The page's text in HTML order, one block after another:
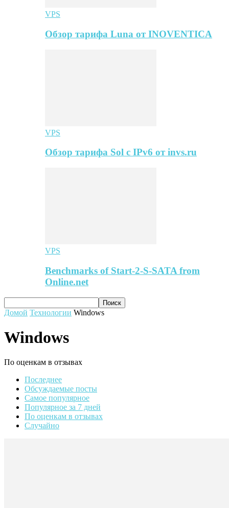
VPS
Обзор тарифа Luna от INOVENTICA
VPS
Обзор тарифа Sol с IPv6 от invs.ru
VPS
Benchmarks of Start-2-S-SATA from
Online.net
Домой Технологии Windows
Windows
По оценкам в отзывах
Последнее
Обсуждаемые посты
Самое популярное
Популярное за 7 дней
По оценкам в отзывах
Случайно